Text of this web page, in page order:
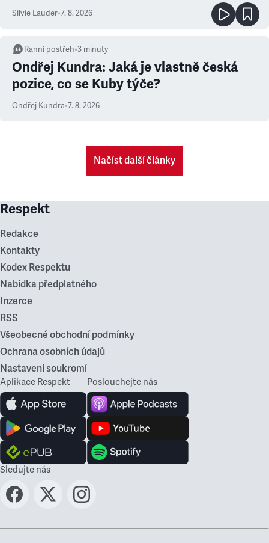
Silvie Lauder•7. 8. 2026
Ranní postřeh•3 minuty
Ondřej Kundra: Jaká je vlastně česká
pozice, co se Kuby týče?
Ondřej Kundra•7. 8. 2026
Načíst další články
Respekt
Redakce
Kontakty
Kodex Respektu
Nabídka předplatného
Inzerce
RSS
Všeobecné obchodní podmínky
Ochrana osobních údajů
Nastavení soukromí
Aplikace Respekt Poslouchejte nás
Sledujte nás